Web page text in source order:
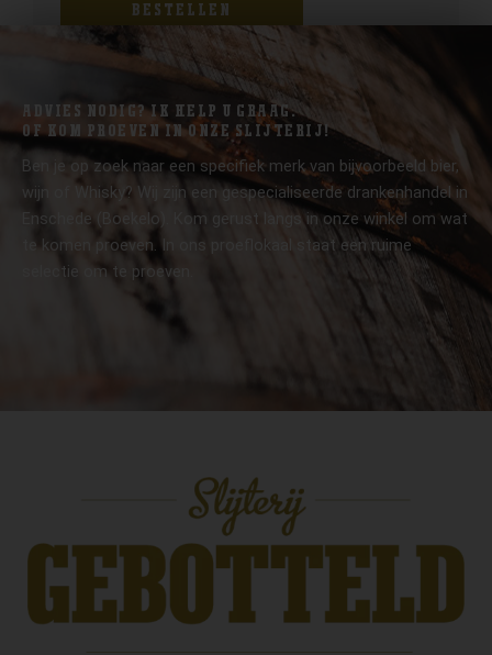
BESTELLEN
ADVIES NODIG? IK HELP U GRAAG.
OF KOM PROEVEN IN ONZE SLIJTERIJ!
Ben je op zoek naar een specifiek merk van bijvoorbeeld bier,
wijn of Whisky? Wij zijn een gespecialiseerde drankenhandel in
Enschede (Boekelo). Kom gerust langs in onze winkel om wat
te komen proeven. In ons proeflokaal staat een ruime
selectie om te proeven.